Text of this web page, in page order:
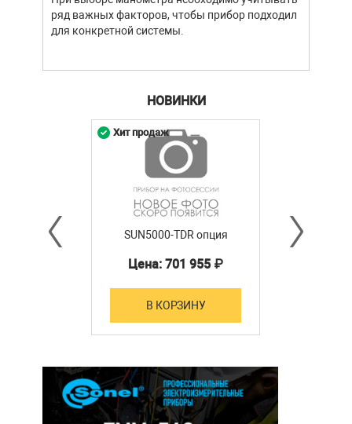
ряд важных факторов, чтобы прибор подходил
для конкретной системы.
НОВИНКИ
SUN5000-TDR опция
Цена: 701 955 ₽
В КОРЗИНУ
Хит продаж